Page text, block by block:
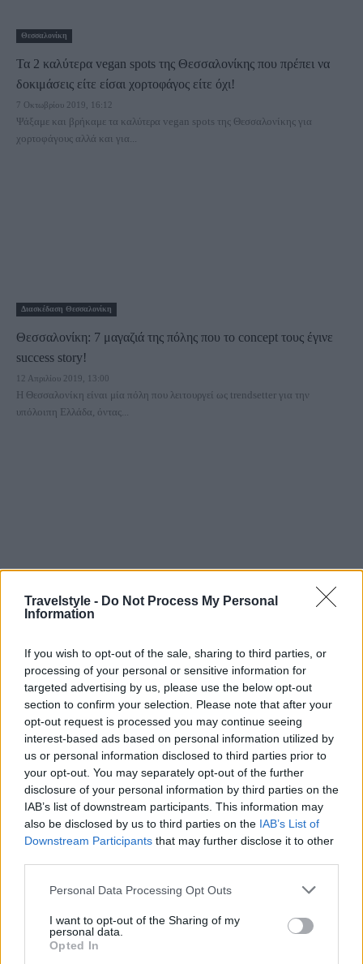
Travelstyle - Do Not Process My Personal
Information
If you wish to opt-out of the sale, sharing to third parties, or
processing of your personal or sensitive information for
targeted advertising by us, please use the below opt-out
section to confirm your selection. Please note that after your
opt-out request is processed you may continue seeing
interest-based ads based on personal information utilized by
us or personal information disclosed to third parties prior to
your opt-out. You may separately opt-out of the further
disclosure of your personal information by third parties on the
IAB’s list of downstream participants. This information may
also be disclosed by us to third parties on the IAB’s List of
Downstream Participants that may further disclose it to other
Please note that this website/app uses one or more Google
not limited to your visit or usage behaviour. You may click to
grant or deny consent to Google and its third-party tags to
use your data for below specified purposes in below Google
Personal Data Processing Opt Outs
I want to opt-out of the Sharing of my
personal data.
Opted In
Θεσσαλονίκη
Τα 2 καλύτερα vegan spots της Θεσσαλονίκης που πρέπει να
δοκιμάσεις είτε είσαι χορτοφάγος είτε όχι!
7 Οκτωβρίου 2019, 16:12
Ψάξαμε και βρήκαμε τα καλύτερα vegan spots της Θεσσαλονίκης για
χορτοφάγους αλλά και για...
Διασκέδαση Θεσσαλονίκη
Θεσσαλονίκη: 7 μαγαζιά της πόλης που το concept τους έγινε
success story!
12 Απριλίου 2019, 13:00
Η Θεσσαλονίκη είναι μία πόλη που λειτουργεί ως trendsetter για την
υπόλοιπη Ελλάδα, όντας...
Θεσσαλονίκη: Το μοναδικό project “Thessbrunch” επιστρέφει!
Το Thessbrunh, το project της Ένωσης Ξενοδόχων Θεσσαλονίκης,
επιστρέφει στα ξενοδοχεία της πόλης και...
Food & Travel
Γευτείτε την ξεχωριστή Αγιορείτικη Κουζίνα στα εστιατόρια
της Θεσσαλονίκης!
17 από τα καλύτερα εστιατόρια της Θεσσαλονίκης θα σπάσουν το "άβατο"
της Αγιορείτικης Κουζίνας......